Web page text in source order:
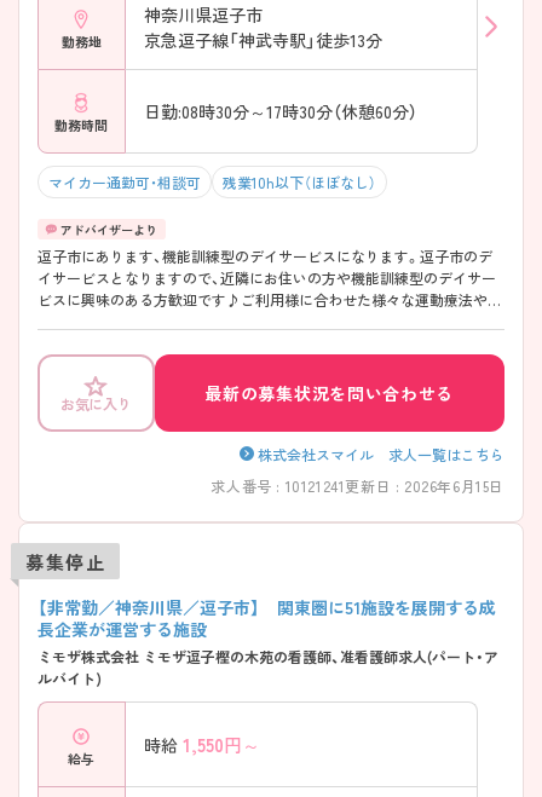
勤務地
神奈川県逗子市
京急逗子線「神武寺駅」徒歩13分
勤務時間
日勤:08時30分～17時30分（休憩60分）
マイカー通勤可・相談可 残業10h以下（ほぼなし）
逗子市にあります、機能訓練型のデイサービスになります。逗子市のデ
イサービスとなりますので、近隣にお住いの方や機能訓練型のデイサー
ビスに興味のある方歓迎です♪ご利用様に合わせた様々な運動療法やリ
お気に入り 最新の募集状況を問い合わせる
株式会社スマイル 求人一覧はこちら
求人番号 : 10121241更新日 : 2026年6月15日
募集停止
【非常勤／神奈川県／逗子市】 関東圏に51施設を展開する成
長企業が運営する施設
ミモザ株式会社 ミモザ逗子樫の木苑の看護師、准看護師求人(パート・ア
ルバイト)
給与
時給 1,550円～